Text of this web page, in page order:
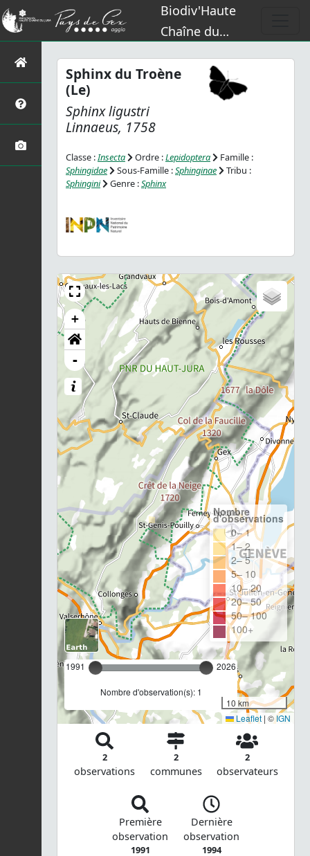
Biodiv'Haute
Chaîne du
Sphinx du Troène
(Le)
Sphinx ligustri
Linnaeus, 1758
Classe :Insecta Ordre :Lepidoptera
Famille :
Sphingidae
Sous-Famille :Sphinginae
Tribu :
Sphingini
Genre :Sphinx
+
-
1991 2026
Nombre d'observation(s): 1
Nombre
d'observations
0– 1
1– 2
2– 5
5– 10
10– 20
20– 50
50– 100
100+
10 km
Leaflet | ©IGN
2
observations
2
communes
2
observateurs
Première
observation
1991
Dernière
observation
1994